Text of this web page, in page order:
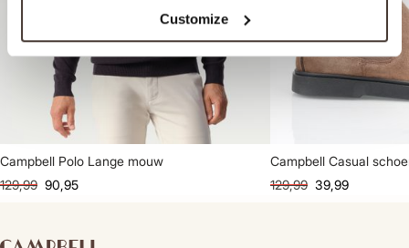
Customize
Campbell Polo Lange mouw
129,99 90,95
Campbell Casual
129,99 39,99